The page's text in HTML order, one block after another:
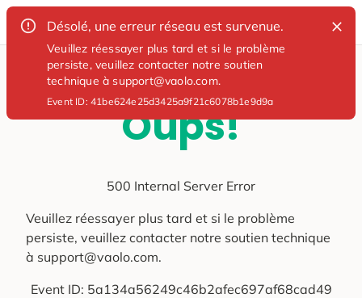
Désolé, une erreur réseau est survenue.
Veuillez réessayer plus tard et si le problème
persiste, veuillez contacter notre soutien
technique à support@vaolo.com.
Event ID:41be624e25d3425a9f21c6078b1e9d9a
Oups!
500 Internal Server Error
Veuillez réessayer plus tard et si le problème
persiste, veuillez contacter notre soutien technique
à support@vaolo.com.
Event ID: 5a134a56249c46b2afec697af68cad49